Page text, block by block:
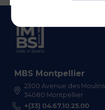
MBS Montpellier
2300 Avenue des Moulins,
34080 Montpellier
+(33) 04.67.10.25.00